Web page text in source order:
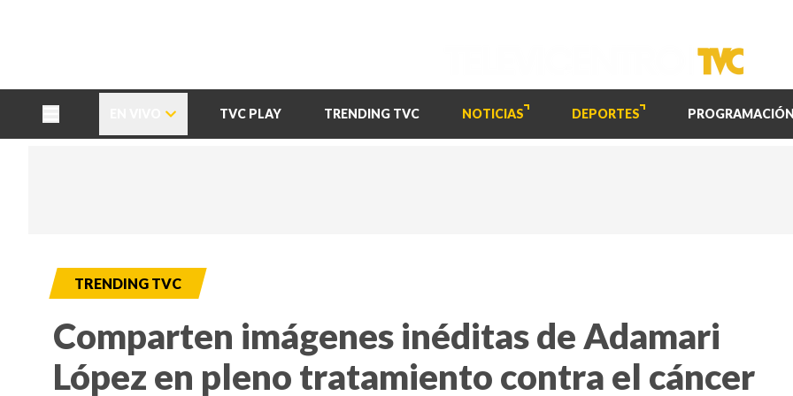
TVC PLAY TRENDING TVC NOTICIAS DEPORTES PROGRAMACIÓN
TRENDING TVC
Comparten imágenes inéditas de Adamari
López en pleno tratamiento contra el cáncer